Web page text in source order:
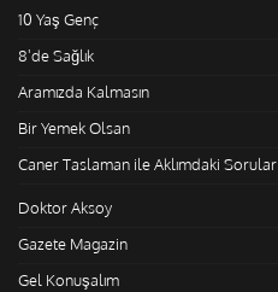
10 Yaş Genç
8'de Sağlık
Aramızda Kalmasın
Bir Yemek Olsan
Caner Taslaman ile Aklımdaki Sorular
Doktor Aksoy
Gazete Magazin
Gel Konuşalım